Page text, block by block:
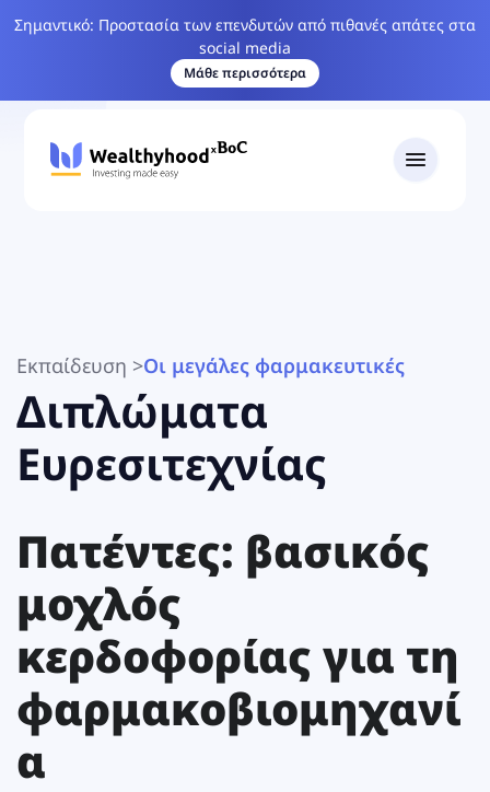
Σημαντικό: Προστασία των επενδυτών από πιθανές απάτες στα
social media
Μάθε περισσότερα
Εκπαίδευση >Οι μεγάλες φαρμακευτικές
Διπλώματα
Ευρεσιτεχνίας
Πατέντες: βασικός
μοχλός
κερδοφορίας για τη
φαρμακοβιομηχανί
α